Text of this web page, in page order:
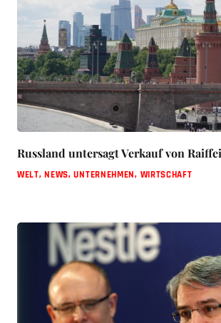
Russland untersagt Verkauf von
WELT,NEWS,UNTERNEHMEN, WIRTSCHAFT